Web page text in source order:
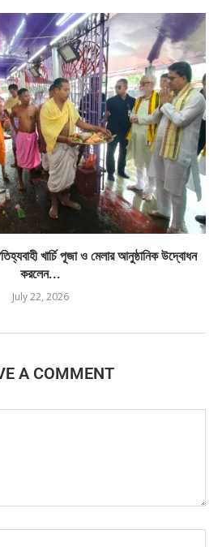
খার্চি পূজা ও মেলার আনুষ্ঠানিক উদ্বোধন
করলেন...
July 22, 2026
A COMMENT